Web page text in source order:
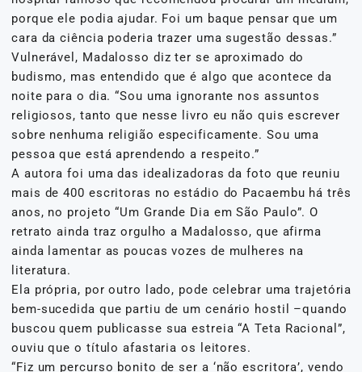
porque ele podia ajudar. Foi um baque pensar que um
cara da ciência poderia trazer uma sugestão dessas.”
Vulnerável, Madalosso diz ter se aproximado do
budismo, mas entendido que é algo que acontece da
noite para o dia. “Sou uma ignorante nos assuntos
religiosos, tanto que nesse livro eu não quis escrever
sobre nenhuma religião especificamente. Sou uma
pessoa que está aprendendo a respeito.”
A autora foi uma das idealizadoras da foto que reuniu
mais de 400 escritoras no estádio do Pacaembu há três
anos, no projeto “Um Grande Dia em São Paulo”. O
retrato ainda traz orgulho a Madalosso, que afirma
ainda lamentar as poucas vozes de mulheres na
literatura.
Ela própria, por outro lado, pode celebrar uma trajetória
bem-sucedida que partiu de um cenário hostil –quando
buscou quem publicasse sua estreia “A Teta Racional”,
ouviu que o título afastaria os leitores.
“Fiz um percurso bonito de ser a ‘não escritora’, vendo